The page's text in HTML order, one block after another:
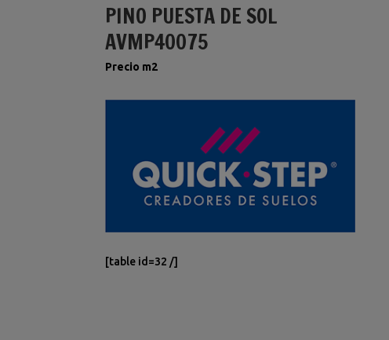
PINO PUESTA DE SOL
AVMP40075
Precio m2
[table id=32 /]